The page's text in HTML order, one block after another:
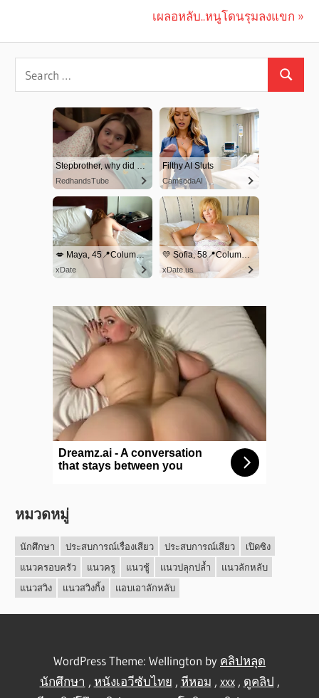
navigation
Next
เผลอหลับ..หนูโดนรุมลงแขก
หมวดหมู่
นักศึกษา ประสบการณ์เรื่องเสียว ประสบการณ์เสียว
เปิดซิง
แนวครอบครัว
แนวครู แนวชู้ แนวปลุกปล้ำ
แนวลักหลับ
แนวสวิง
แนวสวิงกิ้ง แอบเอาลักหลับ
WordPress Theme: Wellington by คลิปหลุด
นักศึกษา , หนังเอวีซับไทย , หีหอม , xxx, ดูคลิป ,